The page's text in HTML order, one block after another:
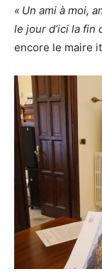
« Un ami à moi,
le jour d’ici la fin
encore le maire